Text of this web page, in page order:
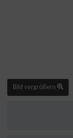
Bild vergrößern